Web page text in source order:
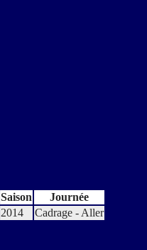
Saison
Journée
2014 Cadrage - Aller